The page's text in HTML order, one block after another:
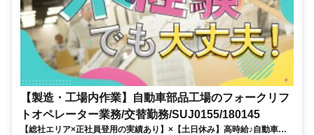
【製造・工場内作業】自動車部品工場のフォークリフ
トオペレーター業務/交替勤務/SUJ0155/180145
【総社エリア×正社員登用の実績あり】×【土日休み】高時給♪自動車工